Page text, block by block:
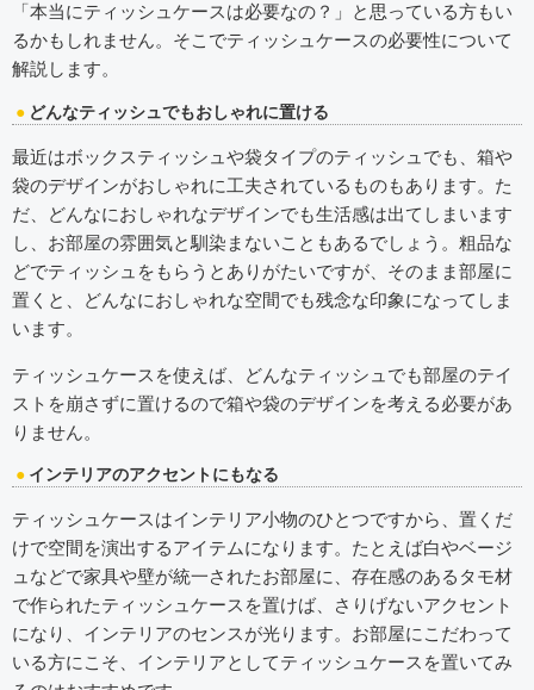
「本当にティッシュケースは必要なの？」と思っている方もい
るかもしれません。そこでティッシュケースの必要性について
解説します。
どんなティッシュでもおしゃれに置ける
最近はボックスティッシュや袋タイプのティッシュでも、箱や
袋のデザインがおしゃれに工夫されているものもあります。た
だ、どんなにおしゃれなデザインでも生活感は出てしまいます
し、お部屋の雰囲気と馴染まないこともあるでしょう。粗品な
どでティッシュをもらうとありがたいですが、そのまま部屋に
置くと、どんなにおしゃれな空間でも残念な印象になってしま
います。
ティッシュケースを使えば、どんなティッシュでも部屋のテイ
ストを崩さずに置けるので箱や袋のデザインを考える必要があ
りません。
インテリアのアクセントにもなる
ティッシュケースはインテリア小物のひとつですから、置くだ
けで空間を演出するアイテムになります。たとえば白やベージ
ュなどで家具や壁が統一されたお部屋に、存在感のあるタモ材
で作られたティッシュケースを置けば、さりげないアクセント
になり、インテリアのセンスが光ります。お部屋にこだわって
いる方にこそ、インテリアとしてティッシュケースを置いてみ